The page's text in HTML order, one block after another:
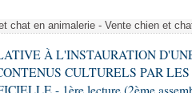
chat en animalerie - Vente chien et
À L'INSTAURATION
CULTURELS PAR LES
- 1ère lecture (2ème